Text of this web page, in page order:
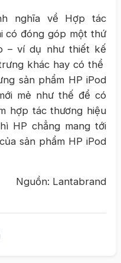
nghĩa về Hợp tác
có đóng góp một thứ
– ví dụ như thiết kế
khác hay có thể
sản phẩm HP iPod
mẻ như thế để có
hợp tác thương hiệu
HP chẳng mang tới
sản phẩm HP iPod
Nguồn: Lantabrand